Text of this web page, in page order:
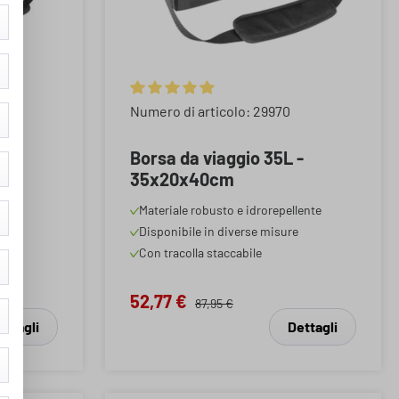
Valutazione media di 5 su 5 stelle
Numero di articolo: 29970
Borsa da viaggio 35L -
35x20x40cm
Materiale robusto e idrorepellente
Disponibile in diverse misure
Con tracolla staccabile
52,77 € 87,95 €
Dettagli